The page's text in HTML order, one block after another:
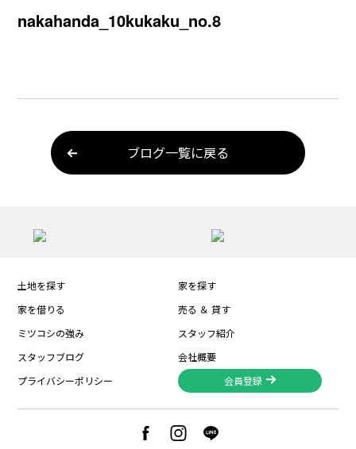
nakahanda_10kukaku_no.8
ブログ一覧に戻る
土地を探す
家を探す
家を借りる
売る ＆ 貸す
ミツコシの強み
スタッフ紹介
スタッフブログ
会社概要
プライバシーポリシー
会員登録